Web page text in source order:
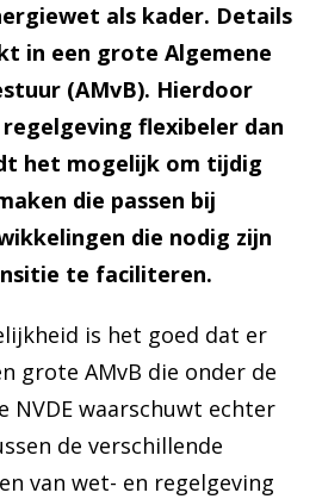
als kader. Details
in een grote Algemene
(AMvB). Hierdoor
flexibeler dan
het mogelijk om tijdig
die passen bij
die nodig zijn
te faciliteren.
is het goed dat er
grote AMvB die onder de
NVDE waarschuwt echter
de verschillende
van wet- en regelgeving